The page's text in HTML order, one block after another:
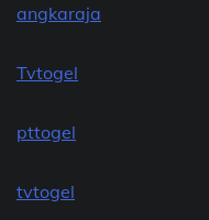
angkaraja
Tvtogel
pttogel
tvtogel